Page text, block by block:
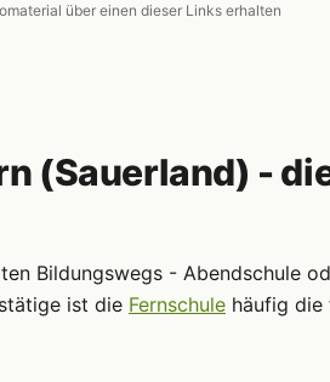
über einen dieser Links erhalten
(Sauerland) -
Bildungswegs - Abendschule
ist die Fernschule häufig die